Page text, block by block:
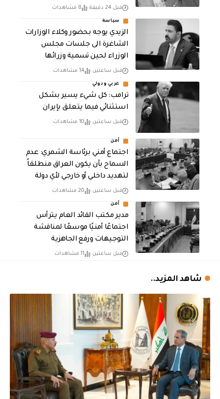
قبل 24 دقيقة 8 مشاهدات
سياسة
الزيدي يوجه بحضور وكلاء الوزارات
الشاغرة الى جلسات مجلس
الوزراء لحين تسمية وزرائها
قبل ساعتين 14 مشاهدات
عربي ودولي
ترامب: كل شيء يسير بشكل
استثنائي فيما يتعلق بإيران
قبل ساعتين 10 مشاهدات
أمن
اجتماع أمني برئاسة الشمري: عدم
السماح بأن يكون العراق منطلقاً
لتهديد داخلي أو خارجي لأي دولة
قبل ساعتين 20 مشاهدات
أمن
مدير مكتب القائد العام يترأس
اجتماعًا أمنيًا موسعًا لمناقشة
التوجيهات ورفع الجاهزية
قبل ساعتين 11 مشاهدات
شاهد المزيد..